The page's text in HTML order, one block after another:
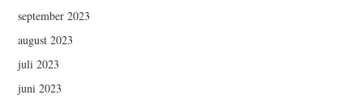
september 2023
august 2023
juli 2023
juni 2023